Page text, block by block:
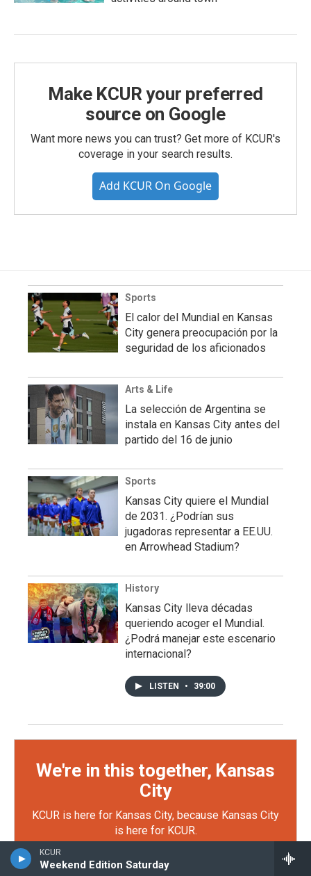
KCUR
Weekend Edition Saturday
Make KCUR your preferred
source on Google
Want more news you can trust? Get more of KCUR's
coverage in your search results.
Add KCUR On Google
Sports
El calor del Mundial en Kansas
City genera preocupación por la
seguridad de los aficionados
Arts & Life
La selección de Argentina se
instala en Kansas City antes del
partido del 16 de junio
Sports
Kansas City quiere el Mundial
de 2031. ¿Podrían sus
jugadoras representar a EE.UU.
en Arrowhead Stadium?
History
Kansas City lleva décadas
queriendo acoger el Mundial.
¿Podrá manejar este escenario
internacional?
LISTEN • 39:00
We're in this together, Kansas
City
KCUR is here for Kansas City, because Kansas City
is here for KCUR.
Your support makes KCUR's work possible — from